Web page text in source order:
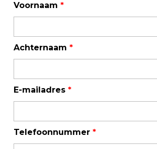
Voornaam *
Achternaam *
E-mailadres *
Telefoonnummer *